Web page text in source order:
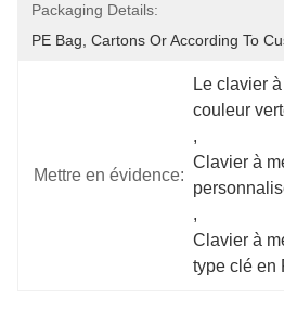
Packaging Details:
PE Bag, Cartons Or According To
Mettre en évidence:
Le clavier
couleur
,
Clavier à
,
Clavier à
type clé en